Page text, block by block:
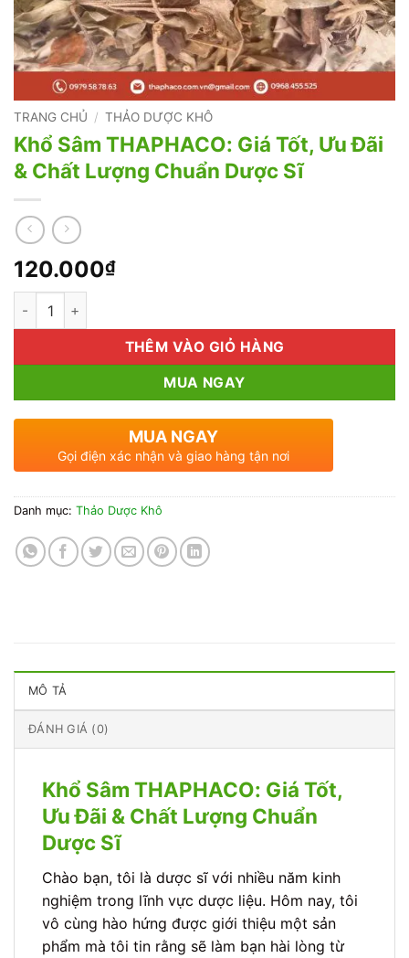
TRANG CHỦ / THẢO DƯỢC KHÔ
Khổ Sâm THAPHACO: Giá Tốt, Ưu Đãi
& Chất Lượng Chuẩn Dược Sĩ
120.000₫
Khổ Sâm THAPHACO: Giá Tốt, Ưu Đãi & Chất Lượng Chuẩn
THÊM VÀO GIỎ HÀNG
MUA NGAY
MUA NGAY
Gọi điện xác nhận và giao hàng tận nơi
Danh mục: Thảo Dược Khô
MÔ TẢ
ĐÁNH GIÁ (0)
Khổ Sâm THAPHACO: Giá Tốt,
Ưu Đãi & Chất Lượng Chuẩn
Dược Sĩ
Chào bạn, tôi là dược sĩ với nhiều năm kinh
nghiệm trong lĩnh vực dược liệu. Hôm nay, tôi
vô cùng hào hứng được giới thiệu một sản
phẩm mà tôi tin rằng sẽ làm bạn hài lòng từ